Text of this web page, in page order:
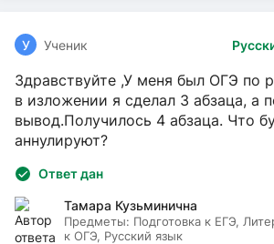
У Ученик
Здравствуйте ,У меня был ОГЭ по
в изложении я сделал 3 абзаца, а
вывод.Получилось 4 абзаца. Что
аннулируют?
Ответ дан
Тамара Кузьминична
Предметы: Подготовка к ЕГЭ,
к ОГЭ, Русский язык